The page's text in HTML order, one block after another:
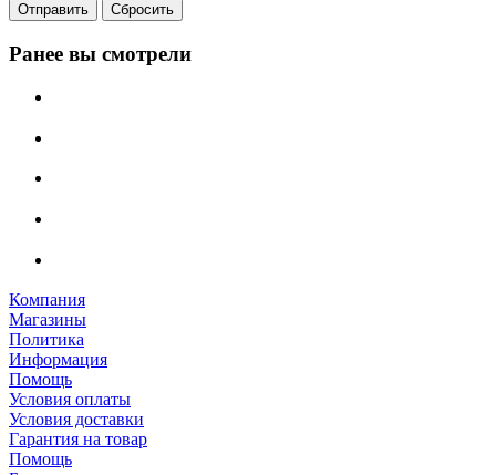
Отправить Сбросить
Ранее вы смотрели
Компания
Магазины
Политика
Информация
Помощь
Условия оплаты
Условия доставки
Гарантия на товар
Помощь